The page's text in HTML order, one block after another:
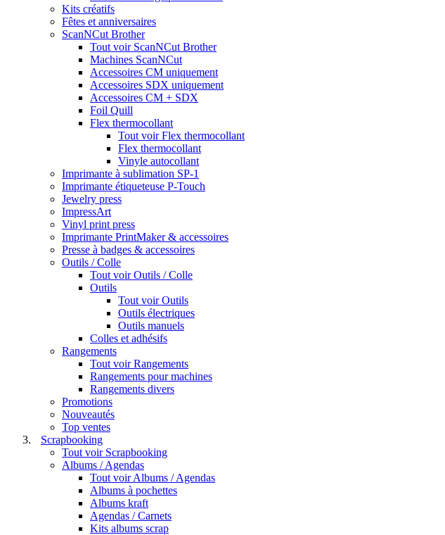
Kits créatifs
Fêtes et anniversaires
ScanNCut Brother
Tout voir ScanNCut Brother
Machines ScanNCut
Accessoires CM uniquement
Accessoires SDX uniquement
Accessoires CM + SDX
Foil Quill
Flex thermocollant
Tout voir Flex thermocollant
Flex thermocollant
Vinyle autocollant
Imprimante à sublimation SP-1
Imprimante étiqueteuse P-Touch
Jewelry press
ImpressArt
Vinyl print press
Imprimante PrintMaker & accessoires
Presse à badges & accessoires
Outils / Colle
Tout voir Outils / Colle
Outils
Tout voir Outils
Outils électriques
Outils manuels
Colles et adhésifs
Rangements
Tout voir Rangements
Rangements pour machines
Rangements divers
Promotions
Nouveautés
Top ventes
Scrapbooking
Tout voir Scrapbooking
Albums / Agendas
Tout voir Albums / Agendas
Albums à pochettes
Albums kraft
Agendas / Carnets
Kits albums scrap